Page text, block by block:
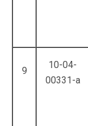
9
10-04-
00331-а